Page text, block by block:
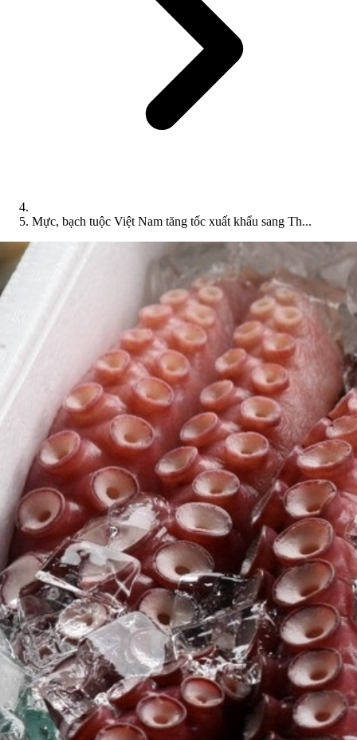
Mực, bạch tuộc Việt Nam tăng tốc xuất khẩu sang Th...